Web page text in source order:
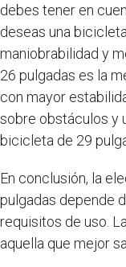
debes tener en
deseas una
maniobrabilidad y
26 pulgadas es la
con mayor
sobre obstáculos y
bicicleta de 29
En conclusión, la
pulgadas depende
requisitos de uso.
aquella que mejor